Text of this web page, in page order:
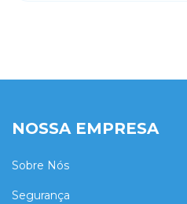
NOSSA EMPRESA
Sobre Nós
Segurança